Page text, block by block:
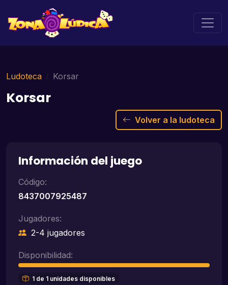
Ludoteca Korsar
Korsar
Volver a la ludoteca
Información del juego
Código:
8437007925487
Jugadores:
2-4 jugadores
Disponibilidad:
1 de 1 unidades disponibles